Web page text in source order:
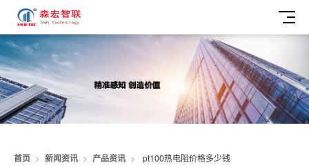
首页 > 新闻资讯 > 产品资讯 > pt100热电阻价格多少钱